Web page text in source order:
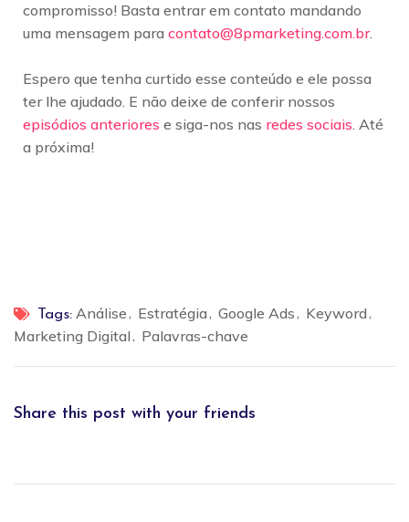
compromisso! Basta entrar em contato mandando
uma mensagem para contato@8pmarketing.com.br.
Espero que tenha curtido esse conteúdo e ele possa
ter lhe ajudado. E não deixe de conferir nossos
episódios anteriores e siga-nos nas redes sociais. Até
a próxima!
Tags: Análise Estratégia Google Ads
Keyword
Marketing Digital
Palavras-chave
Share this post with your friends